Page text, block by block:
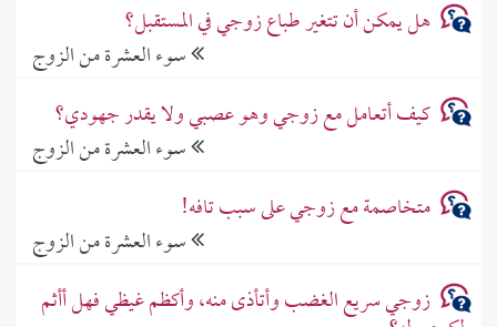
هل يمكن أن تتغير طباع زوجي في المستقبل؟
سوء العشرة من الزوج
كيف أتعامل مع زوجي وهو عصبي ولا يقدر جهودي؟
سوء العشرة من الزوج
متخاصمة مع زوجي على سبب تافه!
سوء العشرة من الزوج
زوجي سريع الغضب وأتأذى منه، وأكظم غيظي فهل أأثم